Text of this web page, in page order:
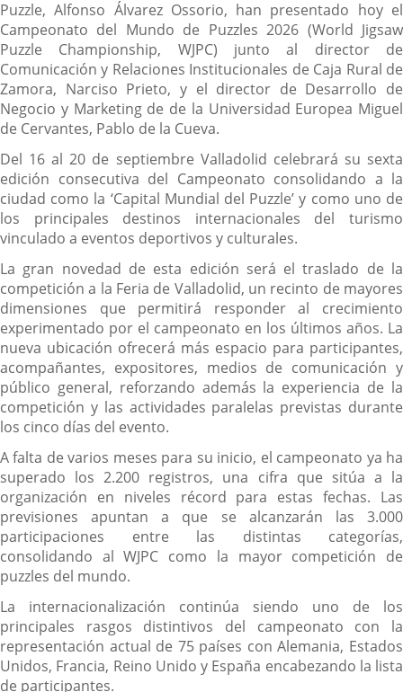
Puzzle, Alfonso Álvarez Ossorio, han presentado hoy el
Campeonato del Mundo de Puzzles 2026 (World Jigsaw
Puzzle Championship, WJPC) junto al director de
Comunicación y Relaciones Institucionales de Caja Rural de
Zamora, Narciso Prieto, y el director de Desarrollo de
Negocio y Marketing de de la Universidad Europea Miguel
de Cervantes, Pablo de la Cueva.
Del 16 al 20 de septiembre Valladolid celebrará su sexta
edición consecutiva del Campeonato consolidando a la
ciudad como la ‘Capital Mundial del Puzzle’ y como uno de
los principales destinos internacionales del turismo
vinculado a eventos deportivos y culturales.
La gran novedad de esta edición será el traslado de la
competición a la Feria de Valladolid, un recinto de mayores
dimensiones que permitirá responder al crecimiento
experimentado por el campeonato en los últimos años. La
nueva ubicación ofrecerá más espacio para participantes,
acompañantes, expositores, medios de comunicación y
público general, reforzando además la experiencia de la
competición y las actividades paralelas previstas durante
los cinco días del evento.
A falta de varios meses para su inicio, el campeonato ya ha
superado los 2.200 registros, una cifra que sitúa a la
organización en niveles récord para estas fechas. Las
previsiones apuntan a que se alcanzarán las 3.000
participaciones entre las distintas categorías,
consolidando al WJPC como la mayor competición de
puzzles del mundo.
La internacionalización continúa siendo uno de los
principales rasgos distintivos del campeonato con la
representación actual de 75 países con Alemania, Estados
Unidos, Francia, Reino Unido y España encabezando la lista
de participantes.